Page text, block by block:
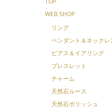
WEB SHOP
リング
ペンダント＆ネックレ
ピアス＆イアリング
ブレスレット
チャーム
天然石ルース
天然石ポリッシュ